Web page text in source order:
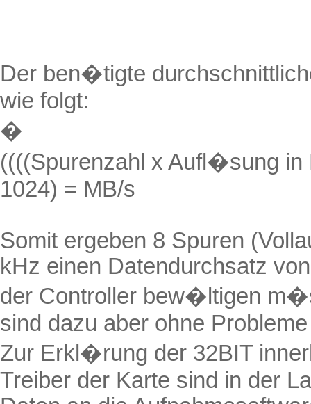
Der ben�tigte
wie folgt:
�
((((Spurenzahl x Aufl�sung in
1024) = MB/s
Somit ergeben 8 Spuren
kHz einen Datendurchsatz
der Controller bew�ltigen
sind dazu aber ohne
Zur Erkl�rung der 32BIT
Treiber der Karte sind in der